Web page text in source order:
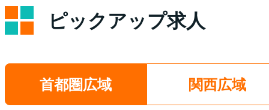
ピックアップ求人
首都圏広域 関西広域